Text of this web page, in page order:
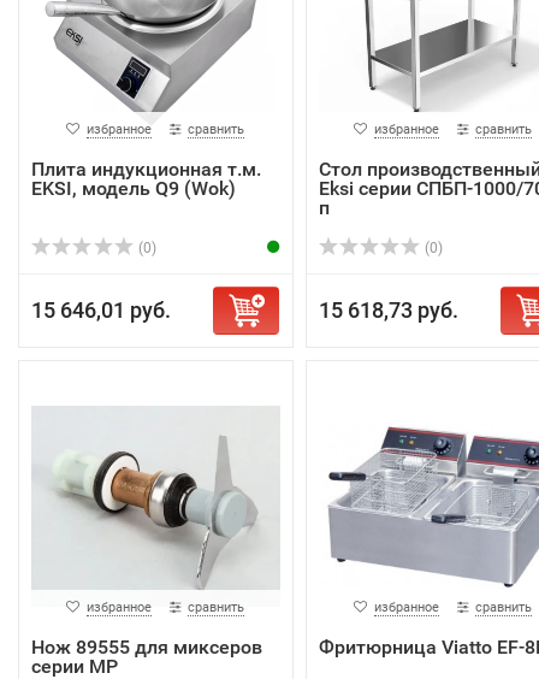
избранное сравнить
Плита индукционная т.м.
EKSI, модель Q9 (Wok)
(0)
15 646,01 руб.
избранное сравнить
Стол
Eksi серии СПБП-1000/
п
(0)
15 618,73 руб.
избранное сравнить
Нож 89555 для миксеров
серии MP
избранное сравнить
Фритюрница Viatto EF-